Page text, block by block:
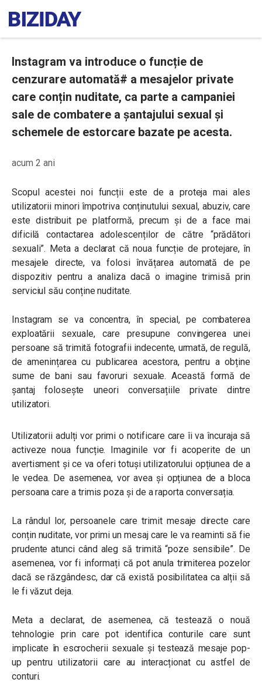
Instagram va introduce o funcție de
cenzurare automată# a mesajelor private
care conțin nuditate, ca parte a campaniei
sale de combatere a șantajului sexual și
schemele de estorcare bazate pe acesta.
acum 2 ani
Scopul acestei noi funcții este de a proteja mai ales
utilizatorii minori împotriva conținutului sexual, abuziv, care
este distribuit pe platformă, precum și de a face mai
dificilă contactarea adolescenților de către “prădători
sexuali”. Meta a declarat că noua funcție de protejare, în
mesajele directe, va folosi învățarea automată de pe
dispozitiv pentru a analiza dacă o imagine trimisă prin
serviciul său conține nuditate.
Instagram se va concentra, în special, pe combaterea
exploatării sexuale, care presupune convingerea unei
persoane să trimită fotografii indecente, urmată, de regulă,
de amenințarea cu publicarea acestora, pentru a obține
sume de bani sau favoruri sexuale. Această formă de
șantaj folosește uneori conversațiile private dintre
utilizatori.
Utilizatorii adulți vor primi o notificare care îi va încuraja să
activeze noua funcție. Imaginile vor fi acoperite de un
avertisment și ce va oferi totuși utilizatorului opțiunea de a
le vedea. De asemenea, vor avea și opțiunea de a bloca
persoana care a trimis poza și de a raporta conversația.
La rândul lor, persoanele care trimit mesaje directe care
conțin nuditate, vor primi un mesaj care le va reaminti să fie
prudente atunci când aleg să trimită “poze sensibile”. De
asemenea, vor fi informați că pot anula trimiterea pozelor
dacă se răzgândesc, dar că există posibilitatea ca alții să
le fi văzut deja.
Meta a declarat, de asemenea, că testează o nouă
tehnologie prin care pot identifica conturile care sunt
implicate în escrocherii sexuale și testează mesaje pop-
up pentru utilizatorii care au interacționat cu astfel de
conturi.